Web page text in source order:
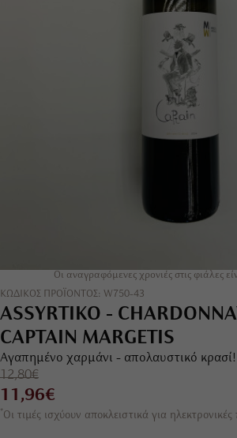
Οι αναγραφόμενες χρονιές στις φιάλες
ΚΩΔΙΚΟΣ ΠΡΟΪΟΝΤΟΣ: W750-43
ASSYRTIKO -
CAPTAIN MARGETIS
Αγαπημένο χαρμάνι - απολαυστικό κρασί!
12,80€
11,96€
*Οι τιμές ισχύουν αποκλειστικά για ηλεκτρονικές